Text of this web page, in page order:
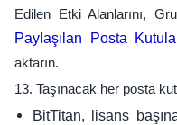
Edilen Etki Alanlarını,
Paylaşılan Posta
aktarın.
13. Taşınacak her posta
BitTitan, lisans